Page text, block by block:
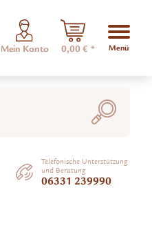
Mein Konto 0,00 € * Menü
Telefonische Unterstützung
und Beratung
06331 239990